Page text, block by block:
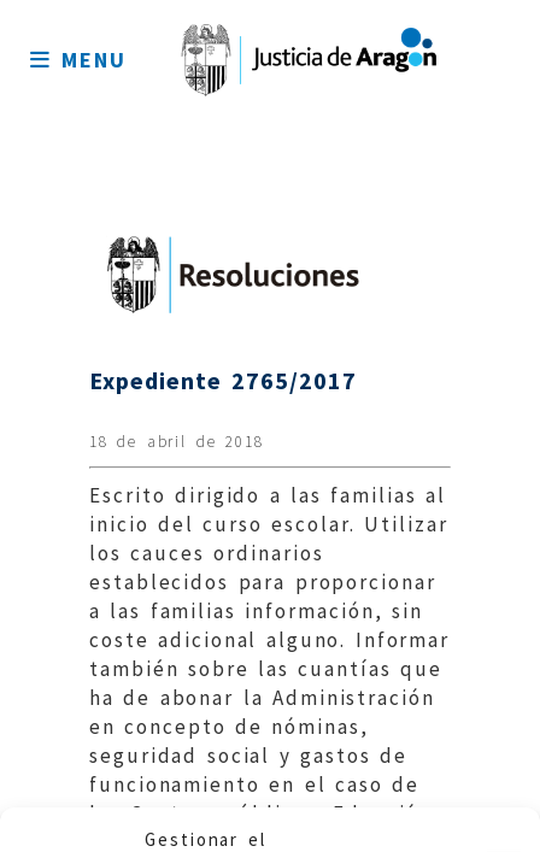
Gestionar el
sitio
MENU
Expediente 2765/2017
18 de abril de 2018
Escrito dirigido a las familias al
inicio del curso escolar. Utilizar
los cauces ordinarios
establecidos para proporcionar
a las familias información, sin
coste adicional alguno. Informar
también sobre las cuantías que
ha de abonar la Administración
en concepto de nóminas,
seguridad social y gastos de
funcionamiento en el caso de
los Centros públicos. Eduación